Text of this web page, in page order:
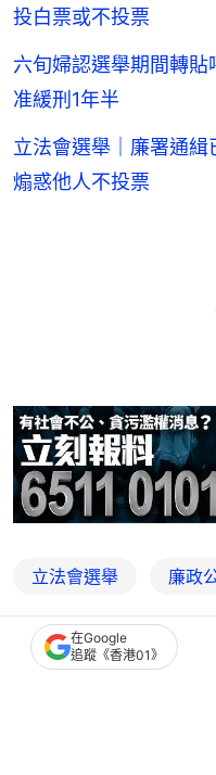
投白票或不投票
六旬婦認選舉期間轉
准緩刑1年半
立法會選舉｜廉署通
煽惑他人不投票
立法會選舉 廉政
2
在Google
追蹤《香港01》